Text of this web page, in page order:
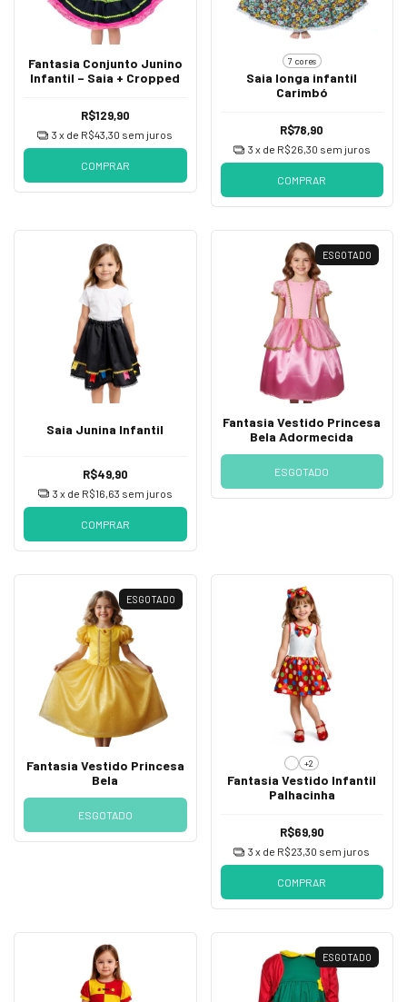
Fantasia Conjunto Junino
Infantil – Saia + Cropped
R$129,90
3 x de R$43,30 sem juros
COMPRAR
7 cores
Saia longa infantil
Carimbó
R$78,90
3 x de R$26,30 sem juros
COMPRAR
Saia Junina Infantil
R$49,90
3 x de R$16,63 sem juros
COMPRAR
ESGOTADO
Fantasia Vestido Princesa
Bela Adormecida
ESGOTADO
ESGOTADO
Fantasia Vestido Princesa
Bela
ESGOTADO
+2
Fantasia Vestido Infantil
Palhacinha
R$69,90
3 x de R$23,30 sem juros
COMPRAR
ESGOTADO